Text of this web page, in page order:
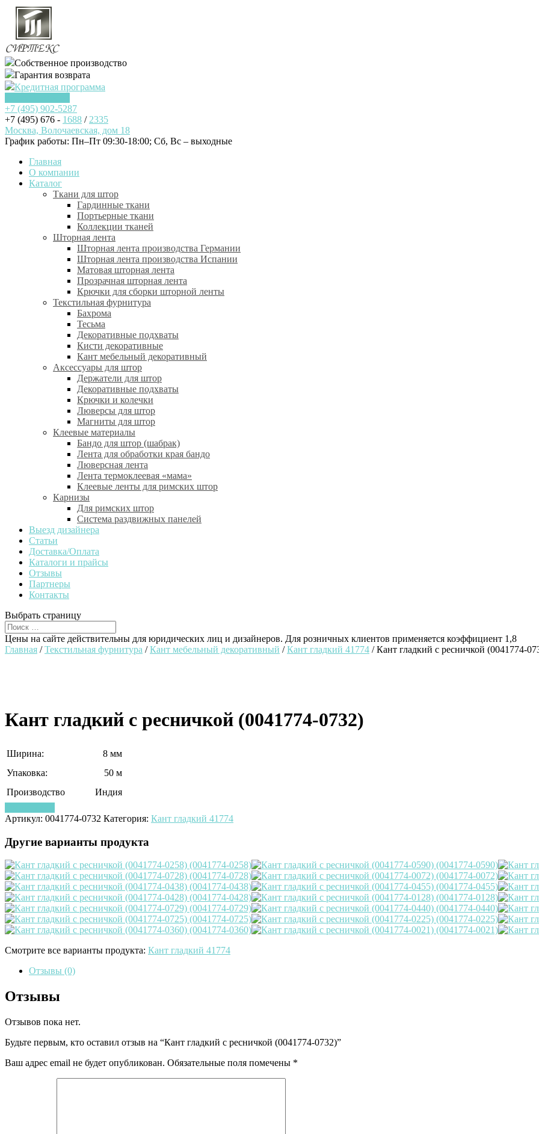
Собственное производство
Гарантия возврата
Кредитная программа
+7 (495) 902-5287
+7 (495) 676 - 1688 / 2335
Москва, Волочаевская, дом 18
График работы: Пн–Пт 09:30-18:00; Cб, Вс – выходные
Главная
О компании
Каталог
Ткани для штор
Гардинные ткани
Портьерные ткани
Коллекции тканей
Шторная лента
Шторная лента производства Германии
Шторная лента производства Испании
Матовая шторная лента
Прозрачная шторная лента
Крючки для сборки шторной ленты
Текстильная фурнитура
Бахрома
Тесьма
Декоративные подхваты
Кисти декоративные
Кант мебельный декоративный
Аксессуары для штор
Держатели для штор
Декоративные подхваты
Крючки и колечки
Люверсы для штор
Магниты для штор
Клеевые материалы
Бандо для штор (шабрак)
Лента для обработки края бандо
Люверсная лента
Лента термоклеевая «мама»
Клеевые ленты для римских штор
Карнизы
Для римских штор
Система раздвижных панелей
Выезд дизайнера
Статьи
Доставка/Оплата
Каталоги и прайсы
Отзывы
Партнеры
Контакты
Выбрать страницу
Цены на сайте действительны для юридических лиц и дизайнеров. Для розничных клиентов применяется коэффициент 1,8
Главная /Текстильная фурнитура /Кант мебельный декоративный /Кант гладкий 41774 / Кант гладкий с ресничкой (0041774-
Кант гладкий с ресничкой (0041774-0732)
Ширина:
8 мм
Упаковка:
50 м
Производство
Индия
Артикул: 0041774-0732 Категория: Кант гладкий 41774
Другие варианты продукта
Смотрите все варианты продукта: Кант гладкий 41774
Отзывы (0)
Отзывы
Отзывов пока нет.
Будьте первым, кто оставил отзыв на “Кант гладкий с ресничкой (0041774-0732)”
Ваш адрес email не будет опубликован. Обязательные поля помечены *